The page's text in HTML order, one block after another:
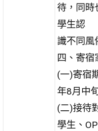
待，同時
學生認
識不同風
四、寄宿
(一)寄宿
年8月中
(二)接待
學生、